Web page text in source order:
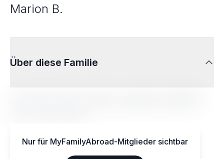
Marion B.
Über diese Familie
Nur für MyFamilyAbroad-Mitglieder sichtbar